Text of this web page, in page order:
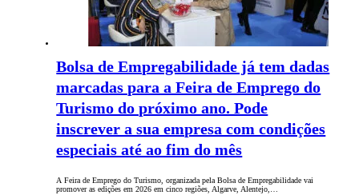
Bolsa de Empregabilidade já tem dadas
marcadas para a Feira de Emprego do
Turismo do próximo ano. Pode
inscrever a sua empresa com condições
especiais até ao fim do mês
A Feira de Emprego do Turismo, organizada pela Bolsa de Empregabilidade vai
promover as edições em 2026 em cinco regiões, Algarve, Alentejo,…